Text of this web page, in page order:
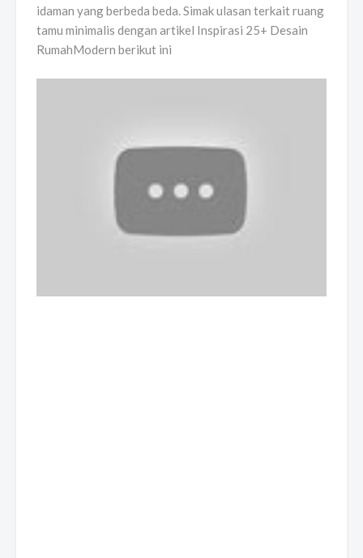
idaman yang berbeda beda. Simak ulasan terkait ruang
tamu minimalis dengan artikel Inspirasi 25+ Desain
RumahModern berikut ini